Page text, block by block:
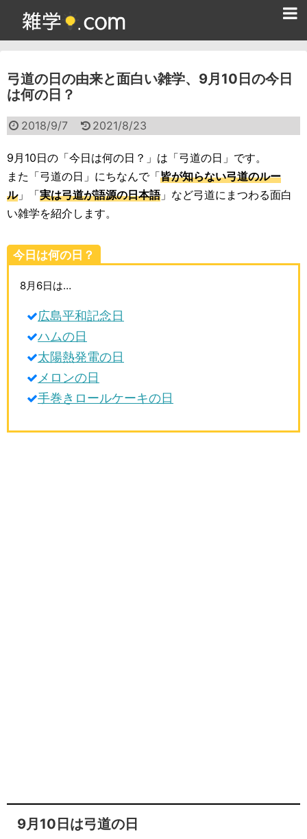
弓道の日の由来と面白い雑学、9月10日の今日
は何の日？
2018/9/7 2021/8/23
9月10日の「今日は何の日？」は「弓道の日」です。
また「弓道の日」にちなんで「皆が知らない弓道のルー
ル」「実は弓道が語源の日本語」など弓道にまつわる面白
い雑学を紹介します。
今日は何の日？
8月6日は…
広島平和記念日
ハムの日
太陽熱発電の日
メロンの日
手巻きロールケーキの日
9月10日は弓道の日
雑学クイズ問題集
面白い雑学
ためになる雑学
スポーツ雑学
動物雑学
歴史雑学
生活雑学
サイト情報